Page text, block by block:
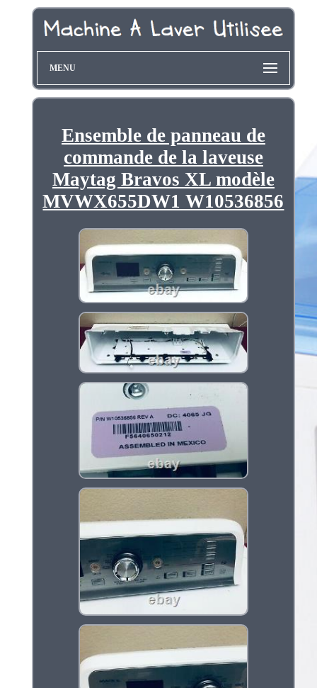
MENU
Ensemble de panneau de
commande de la laveuse
Maytag Bravos XL modèle
MVWX655DW1 W10536856